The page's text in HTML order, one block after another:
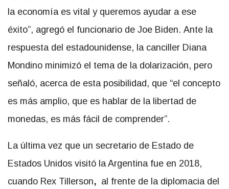
la economía es vital y queremos ayudar a ese
éxito”, agregó el funcionario de Joe Biden. Ante la
respuesta del estadounidense, la canciller Diana
Mondino minimizó el tema de la dolarización, pero
señaló, acerca de esta posibilidad, que “el concepto
es más amplio, que es hablar de la libertad de
monedas, es más fácil de comprender”.
La última vez que un secretario de Estado de
Estados Unidos visitó la Argentina fue en 2018,
cuando Rex Tillerson, al frente de la diplomacia del